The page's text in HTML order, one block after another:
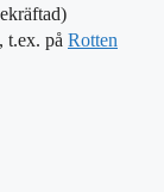
t.ex. på Rotten